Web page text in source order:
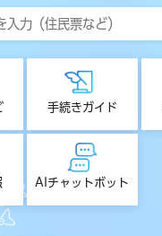
手続きガイド
AIチャットボット